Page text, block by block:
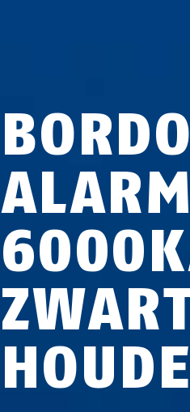
ALARM